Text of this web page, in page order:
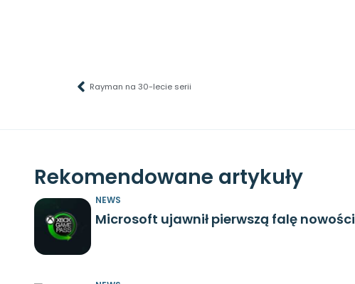
Rayman na 30-lecie serii
Rekomendowane artykuły
NEWS
Microsoft ujawnił pierwszą falę nowości